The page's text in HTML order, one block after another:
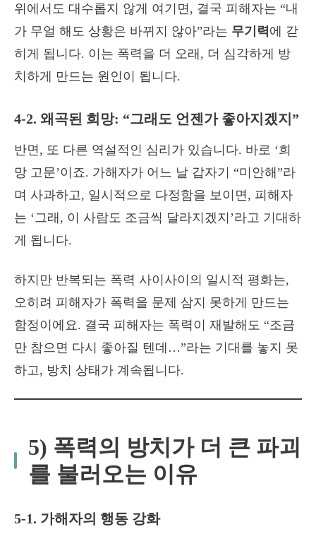
위에서도 대수롭지 않게 여기면, 결국 피해자는 “내
가 무얼 해도 상황은 바뀌지 않아”라는 무기력 에 갇
히게 됩니다. 이는 폭력을 더 오래, 더 심각하게 방
치하게 만드는 원인이 됩니다.
4-2. 왜곡된 희망: “그래도 언젠가 좋아지겠지”
반면, 또 다른 역설적인 심리가 있습니다. 바로 ‘희
망 고문’이죠. 가해자가 어느 날 갑자기 “미안해”라
며 사과하고, 일시적으로 다정함을 보이면, 피해자
는 ‘그래, 이 사람도 조금씩 달라지겠지’라고 기대하
게 됩니다.
하지만 반복되는 폭력 사이사이의 일시적 평화는,
오히려 피해자가 폭력을 문제 삼지 못하게 만드는
함정이에요. 결국 피해자는 폭력이 재발해도 “조금
만 참으면 다시 좋아질 텐데…”라는 기대를 놓지 못
하고, 방치 상태가 계속됩니다.
5) 폭력의 방치가 더 큰 파괴
를 불러오는 이유
5-1. 가해자의 행동 강화